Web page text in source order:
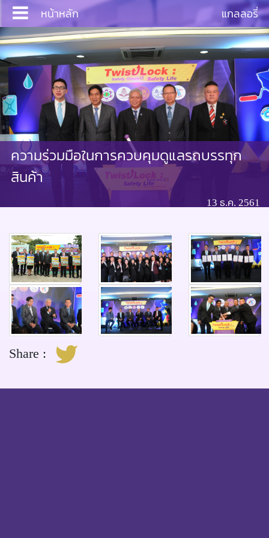
Login
หน้าหลัก
บริการ
ประชาสัมพันธ์
งานสัมมนา
เอกสาร
ติดต่อสอบถาม
หน้าหลัก แกลลอรี่
ความร่วมมือในการควบคุมดูแลรถบรรทุก
สินค้า
13 ธ.ค. 2561
Share :